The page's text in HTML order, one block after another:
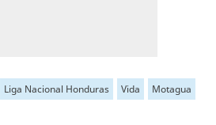
Liga Nacional Honduras Vida
Motagua